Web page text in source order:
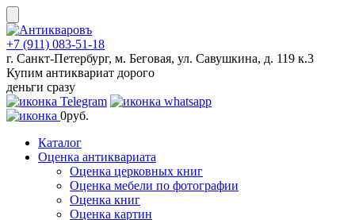
Skip
to
content
+7 (911) 083-51-18
г. Санкт-Петербург, м. Беговая, ул. Савушкина, д. 119 к.3
Купим антиквариат дорого
деньги сразу
0руб.
Каталог
Оценка антиквариата
Оценка церковных книг
Оценка мебели по фотографии
Оценка книг
Оценка картин